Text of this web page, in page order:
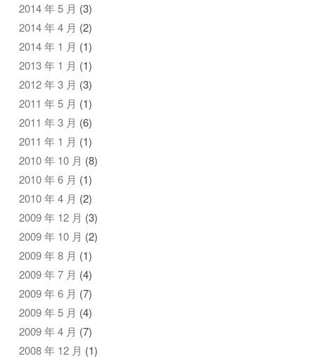
2014 年 5 月 (3)
2014 年 4 月 (2)
2014 年 1 月 (1)
2013 年 1 月 (1)
2012 年 3 月 (3)
2011 年 5 月 (1)
2011 年 3 月 (6)
2011 年 1 月 (1)
2010 年 10 月 (8)
2010 年 6 月 (1)
2010 年 4 月 (2)
2009 年 12 月 (3)
2009 年 10 月 (2)
2009 年 8 月 (1)
2009 年 7 月 (4)
2009 年 6 月 (7)
2009 年 5 月 (4)
2009 年 4 月 (7)
2008 年 12 月 (1)